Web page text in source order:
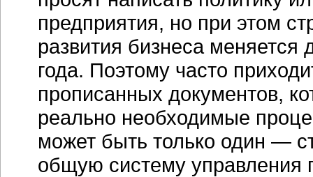
предприятия, но при этом
развития бизнеса меняется
года. Поэтому часто
прописанных документов,
реально необходимые
может быть только один —
общую систему управления